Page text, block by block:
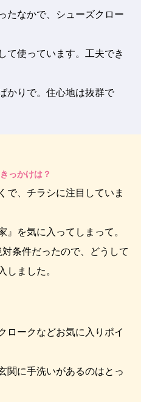
たなかで、シューズクロー
て使っています。工夫でき
かりで。住心地は抜群で
っかけは？
で、チラシに注目していま
』を気に入ってしまって。
条件だったので、どうして
しました。
ロークなどお気に入りポイ
関に手洗いがあるのはとっ